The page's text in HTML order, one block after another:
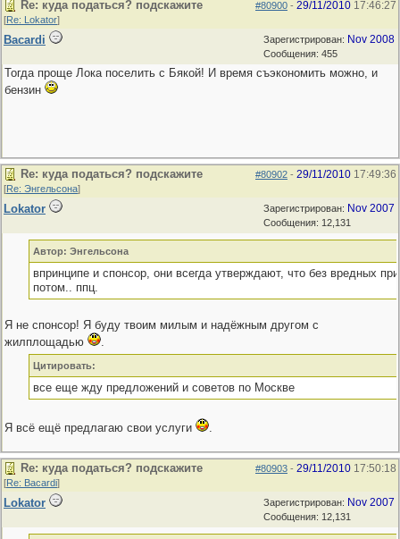
#80900 - 29/11/2010 17:46:27
Re: куда податься? подскажите
[Re: Lokator]
Зарегистрирован: Nov 2008
Сообщения: 455
Bacardi
Тогда проще Лока поселить с Бякой! И время съэкономить можно, и
бензин
#80902 - 29/11/2010 17:49:36
Re: куда податься? подскажите
[Re: Энгельсона]
Зарегистрирован: Nov 2007
Сообщения: 12,131
Lokator
Автор: Энгельсона
впринципе и спонсор, они всегда утверждают, что без вредных
потом.. ппц.
Я не спонсор! Я буду твоим милым и надёжным другом с
жилплощадью
.
Цитировать:
все еще жду предложений и советов по Москве
Я всё ещё предлагаю свои услуги .
#80903 - 29/11/2010 17:50:18
Re: куда податься? подскажите
[Re: Bacardi]
Зарегистрирован: Nov 2007
Сообщения: 12,131
Lokator